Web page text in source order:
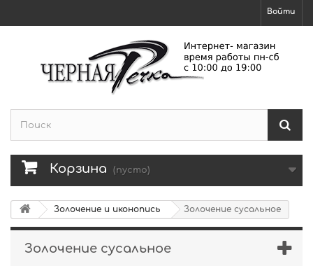
Войти
Корзина (пусто)
Золочение и иконопись Золочение сусальное
Золочение сусальное